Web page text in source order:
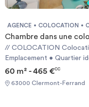
AGENCE COLOCATION
Chambre dans une
// COLOCATION Colocation MICHALIAS G - Clermont Ferrand
Emplacement • Quartier
transports en commun •
Description du bien •
Aménagement :
60 m² - 465 €CC
63000 Clermont-Ferrand